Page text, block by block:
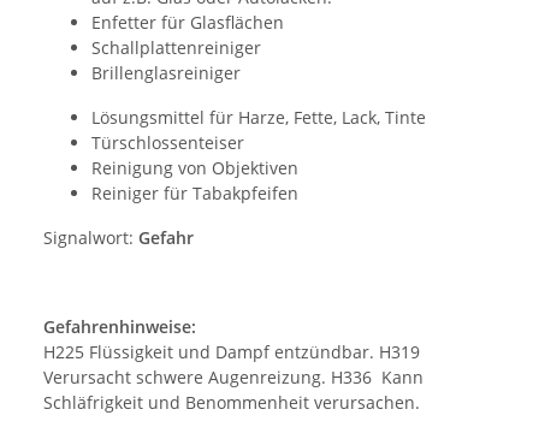
Enfetter für Glasflächen
Schallplattenreiniger
Brillenglasreiniger
Lösungsmittel für Harze, Fette, Lack, Tinte
Türschlossenteiser
Reinigung von Objektiven
Reiniger für Tabakpfeifen
Signalwort: Gefahr
Gefahrenhinweise:
H225 Flüssigkeit und Dampf entzündbar. H319
Verursacht schwere Augenreizung. H336 Kann
Schläfrigkeit und Benommenheit verursachen.